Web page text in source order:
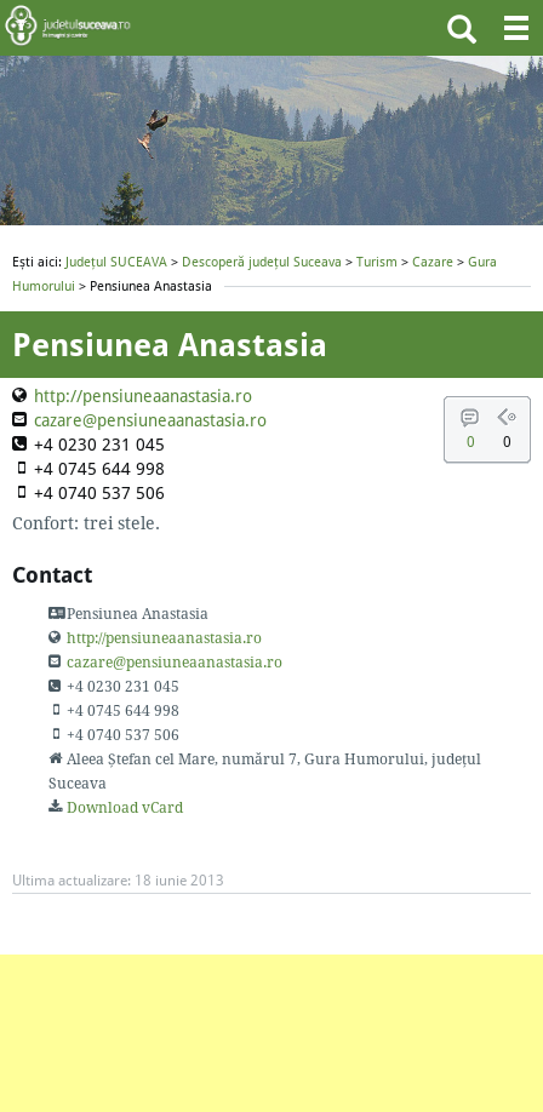
Ești aici: Județul SUCEAVA > Descoperă județul Suceava > Turism > Cazare > Gura
Humorului > Pensiunea Anastasia
Pensiunea Anastasia
http://pensiuneaanastasia.ro
cazare@pensiuneaanastasia.ro
+4 0230 231 045
+4 0745 644 998
+4 0740 537 506
0 0
Confort: trei stele.
Contact
Pensiunea Anastasia
http://pensiuneaanastasia.ro
cazare@pensiuneaanastasia.ro
+4 0230 231 045
+4 0745 644 998
+4 0740 537 506
Aleea Ștefan cel Mare, numărul 7, Gura Humorului, județul
Suceava
Download vCard
Ultima actualizare: 18 iunie 2013